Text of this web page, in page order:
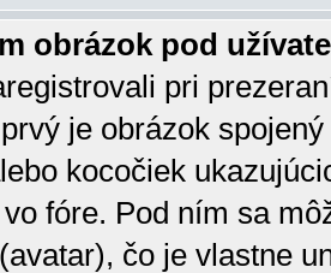
obrázok pod
pri
je obrázok
kocočiek
fóre. Pod ním sa
čo je vlastne